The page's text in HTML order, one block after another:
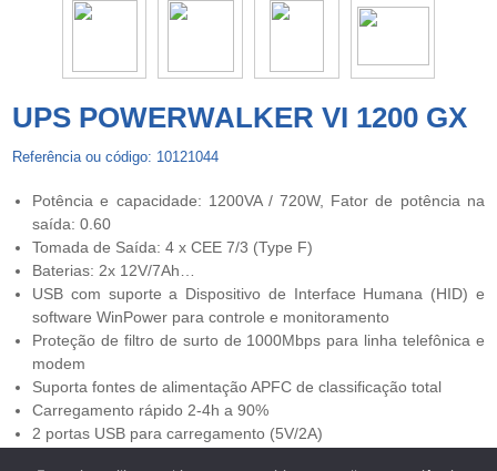
UPS POWERWALKER VI 1200 GX
Referência ou código: 10121044
Potência e capacidade: 1200VA / 720W, Fator de potência na
saída: 0.60
Tomada de Saída: 4 x CEE 7/3 (Type F)
Baterias: 2x 12V/7Ah…
USB com suporte a Dispositivo de Interface Humana (HID) e
software WinPower para controle e monitoramento
Proteção de filtro de surto de 1000Mbps para linha telefônica e
modem
Suporta fontes de alimentação APFC de classificação total
Carregamento rápido 2-4h a 90%
2 portas USB para carregamento (5V/2A)